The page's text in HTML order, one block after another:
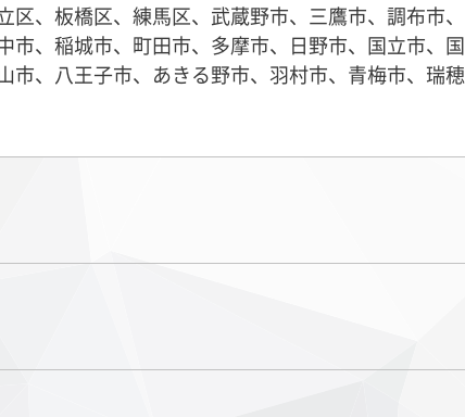
、板橋区、練馬区、武蔵野市、三鷹市、調布市、
、稲城市、町田市、多摩市、日野市、国立市、国
、八王子市、あきる野市、羽村市、青梅市、瑞穂